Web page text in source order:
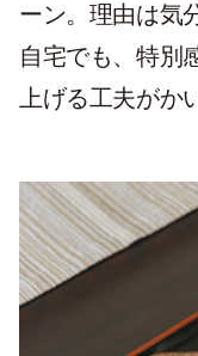
ーン。理由は気
自宅でも、特別
上げる工夫がか